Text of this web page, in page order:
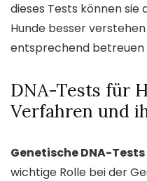
dieses Tests können sie
Hunde besser
entsprechend betreuen
DNA-Tests für
Verfahren und
Genetische DNA-Tests
wichtige Rolle bei der